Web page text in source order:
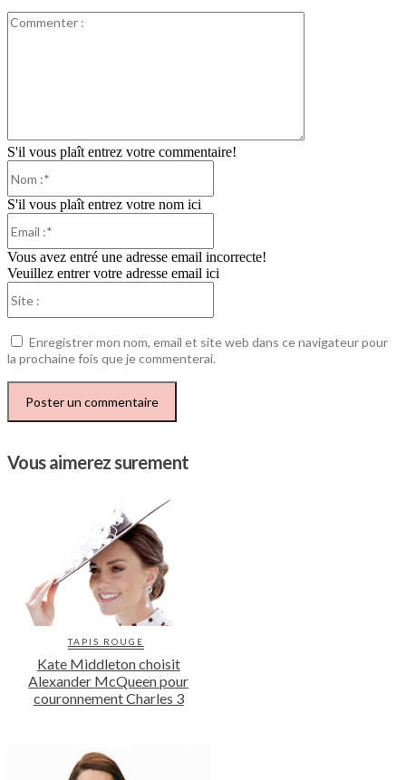
S'il vous plaît entrez votre commentaire!
S'il vous plaît entrez votre nom ici
Vous avez entré une adresse email incorrecte!
Veuillez entrer votre adresse email ici
Enregistrer mon nom, email et site web dans ce navigateur pour
la prochaine fois que je commenterai.
Vous aimerez surement
TAPIS ROUGE
Kate Middleton choisit
Alexander McQueen pour
couronnement Charles 3